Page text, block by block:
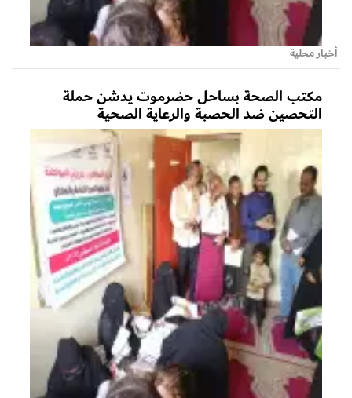
أخبار محلية
مكتب الصحة بساحل حضرموت يدشن حملة
التحصين ضد الحصبة والرعاية الصحية